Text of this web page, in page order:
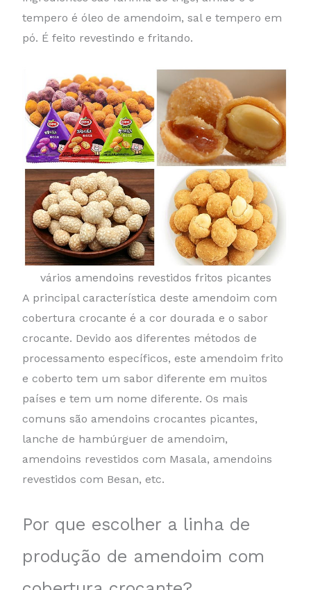
tempero é óleo de amendoim, sal e tempero em
pó. É feito revestindo e fritando.
vários amendoins revestidos fritos picantes
A principal característica deste amendoim com
cobertura crocante é a cor dourada e o sabor
crocante. Devido aos diferentes métodos de
processamento específicos, este amendoim frito
e coberto tem um sabor diferente em muitos
países e tem um nome diferente. Os mais
comuns são amendoins crocantes picantes,
lanche de hambúrguer de amendoim,
amendoins revestidos com Masala, amendoins
revestidos com Besan, etc.
Por que escolher a linha de
produção de amendoim com